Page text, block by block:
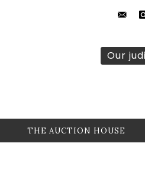
Our
THE AUCTION HOUSE